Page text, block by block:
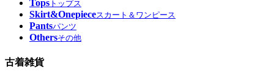
Tops トップス
Skirt&Onepieceスカート＆ワンピース
Pantsパンツ
Othersその他
古着雑貨